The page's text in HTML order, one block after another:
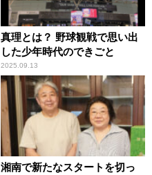
真理とは？ 野球観戦で思い出
した少年時代のできごと
2025.09.13
湘南で新たなスタートを切っ